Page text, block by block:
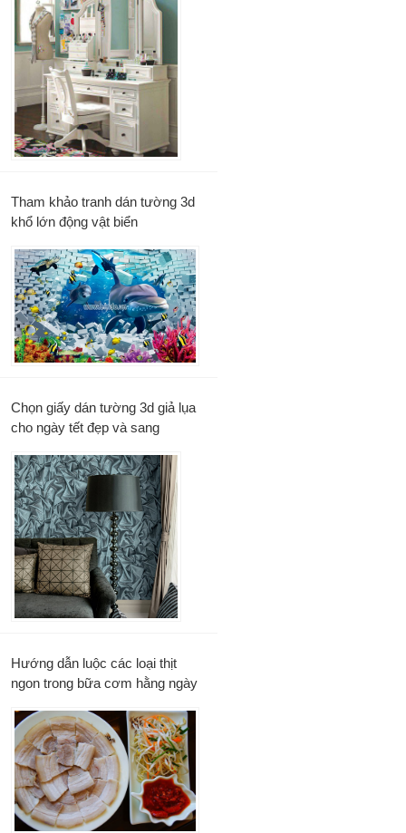
Tham khảo tranh dán tường 3d
khổ lớn động vật biển
Chọn giấy dán tường 3d giả lụa
cho ngày tết đẹp và sang
Hướng dẫn luộc các loại thịt
ngon trong bữa cơm hằng ngày